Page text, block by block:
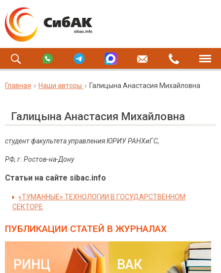
Главная Наши авторы Галицына Анастасия Михайловна
Галицына Анастасия Михайловна
студент факультета управления ЮРИУ РАНХиГС,
РФ, г. Ростов-на-Дону
Статьи на сайте sibac.info
«ТУМАННЫЕ» ТЕХНОЛОГИИ В ГОСУДАРСТВЕННОМ
СЕКТОРЕ
ПУБЛИКАЦИИ СТАТЕЙ В ЖУРНАЛАХ
РИНЦ ВАК